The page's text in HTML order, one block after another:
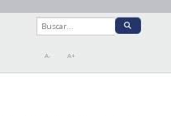
A- A+